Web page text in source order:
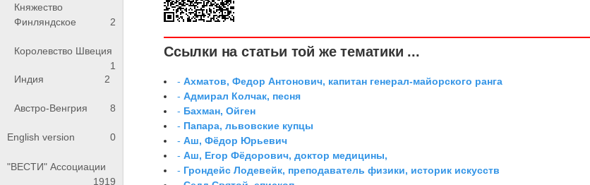
Княжество
Финляндское
2
Королевство Швеция
1
Индия
2
Австро-Венгрия 8
English version 0
"ВЕСТИ" Ассоциации
1919
Ссылки на статьи той же тематики ...
-Ахматов, Федор Антонович, капитан генерал-майорского ранга
-Адмирал Колчак, песня
- Бахман, Ойген
- Папара, львовские купцы
-Аш, Фёдор Юрьевич
-Аш, Егор Фёдорович, доктор медицины,
- Грондейс Лодевейк, преподаватель физики, историк искусств